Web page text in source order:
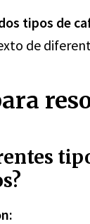
tipos de
de